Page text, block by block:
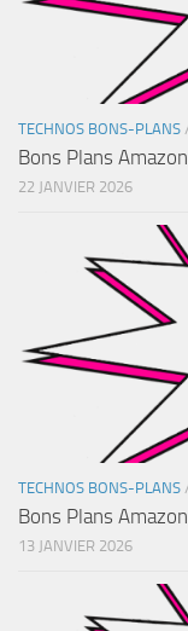
TECHNOS BONS-PLANS
Bons Plans
22 JANVIER 2026
TECHNOS BONS-PLANS
Bons Plans
13 JANVIER 2026